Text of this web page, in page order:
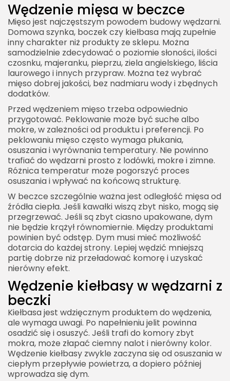
Wędzenie mięsa w beczce
Mięso jest najczęstszym powodem budowy wędzarni.
Domowa szynka, boczek czy kiełbasa mają zupełnie
inny charakter niż produkty ze sklepu. Można
samodzielnie zdecydować o poziomie słoności, ilości
czosnku, majeranku, pieprzu, ziela angielskiego, liścia
laurowego i innych przypraw. Można też wybrać
mięso dobrej jakości, bez nadmiaru wody i zbędnych
dodatków.
Przed wędzeniem mięso trzeba odpowiednio
przygotować. Peklowanie może być suche albo
mokre, w zależności od produktu i preferencji. Po
peklowaniu mięso często wymaga płukania,
osuszania i wyrównania temperatury. Nie powinno
trafiać do wędzarni prosto z lodówki, mokre i zimne.
Różnica temperatur może pogorszyć proces
osuszania i wpływać na końcową strukturę.
W beczce szczególnie ważna jest odległość mięsa od
źródła ciepła. Jeśli kawałki wiszą zbyt nisko, mogą się
przegrzewać. Jeśli są zbyt ciasno upakowane, dym
nie będzie krążył równomiernie. Między produktami
powinien być odstęp. Dym musi mieć możliwość
dotarcia do każdej strony. Lepiej wędzić mniejszą
partię dobrze niż przeładować komorę i uzyskać
nierówny efekt.
Wędzenie kiełbasy w wędzarni z
beczki
Kiełbasa jest wdzięcznym produktem do wędzenia,
ale wymaga uwagi. Po napełnieniu jelit powinna
osadzić się i osuszyć. Jeśli trafi do komory zbyt
mokra, może złapać ciemny nalot i nierówny kolor.
Wędzenie kiełbasy zwykle zaczyna się od osuszania w
ciepłym przepływie powietrza, a dopiero później
wprowadza się dym.